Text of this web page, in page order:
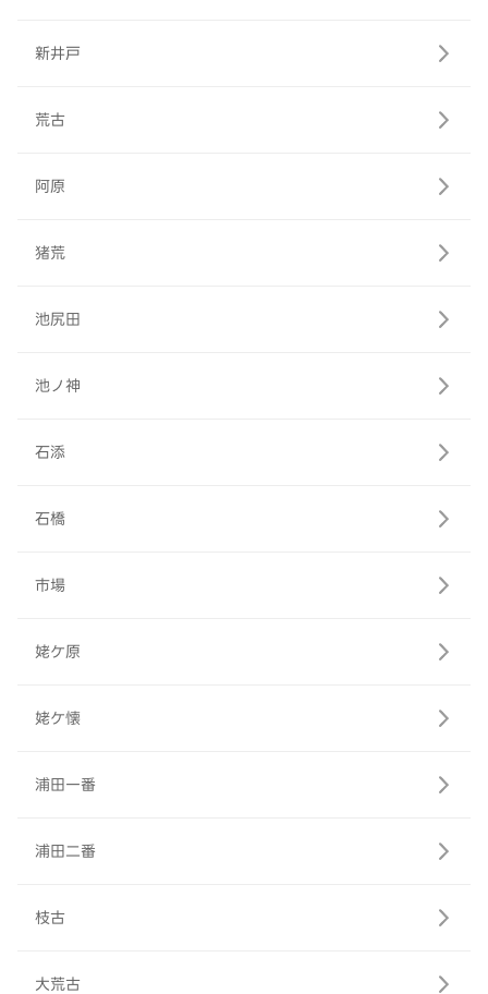
新井戸
荒古
阿原
猪荒
池尻田
池ノ神
石添
石橋
市場
姥ケ原
姥ケ懐
浦田一番
浦田二番
枝古
大荒古